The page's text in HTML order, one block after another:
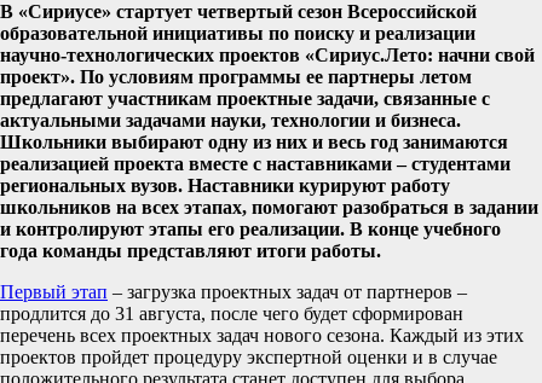
В «Сириусе» стартует четвертый сезон Всероссийской
образовательной инициативы по поиску и реализации
научно-технологических проектов «Сириус.Лето: начни свой
проект». По условиям программы ее партнеры летом
предлагают участникам проектные задачи, связанные с
актуальными задачами науки, технологии и бизнеса.
Школьники выбирают одну из них и весь год занимаются
реализацией проекта вместе с наставниками – студентами
региональных вузов. Наставники курируют работу
школьников на всех этапах, помогают разобраться в задании
и контролируют этапы его реализации. В конце учебного
года команды представляют итоги работы.
Первый этап – загрузка проектных задач от партнеров –
продлится до 31 августа, после чего будет сформирован
перечень всех проектных задач нового сезона. Каждый из этих
проектов пройдет процедуру экспертной оценки и в случае